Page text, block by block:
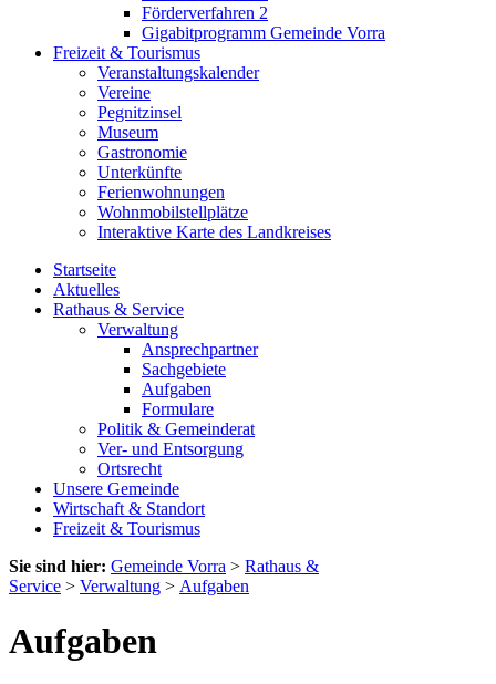
Förderverfahren 2
Gigabitprogramm Gemeinde Vorra
Freizeit & Tourismus
Veranstaltungskalender
Vereine
Pegnitzinsel
Museum
Gastronomie
Unterkünfte
Ferienwohnungen
Wohnmobilstellplätze
Interaktive Karte des Landkreises
Startseite
Aktuelles
Rathaus & Service
Verwaltung
Ansprechpartner
Sachgebiete
Aufgaben
Formulare
Politik & Gemeinderat
Ver- und Entsorgung
Ortsrecht
Unsere Gemeinde
Wirtschaft & Standort
Freizeit & Tourismus
Sie sind hier: Gemeinde Vorra > Rathaus &
Service > Verwaltung > Aufgaben
Aufgaben